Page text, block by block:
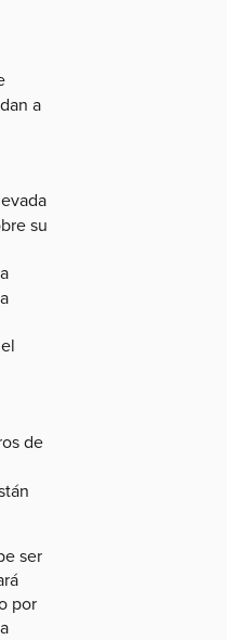
a
su
de
ser
por